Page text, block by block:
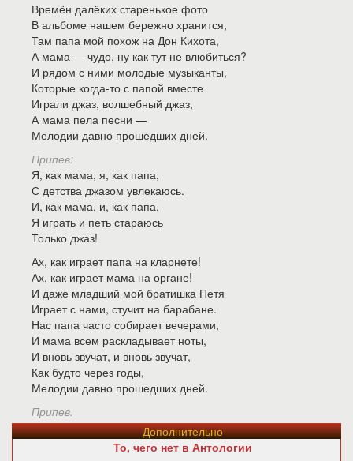
Времён далёких старенькое фото
В альбоме нашем бережно хранится,
Там папа мой похож на Дон Кихота,
А мама — чудо, ну как тут не влюбиться?
И рядом с ними молодые музыканты,
Которые когда-то с папой вместе
Играли джаз, волшебный джаз,
А мама пела песни —
Мелодии давно прошедших дней.
Припев:
Я, как мама, я, как папа,
С детства джазом увлекаюсь.
И, как мама, и, как папа,
Я играть и петь стараюсь
Только джаз!
Ах, как играет папа на кларнете!
Ах, как играет мама на органе!
И даже младший мой братишка Петя
Играет с нами, стучит на барабане.
Нас папа часто собирает вечерами,
И мама всем раскладывает ноты,
И вновь звучат, и вновь звучат,
Как будто через годы,
Мелодии давно прошедших дней.
Припев.
Дополнительно
То, чего нет в Антологии